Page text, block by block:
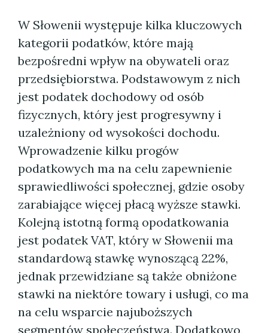
W Słowenii występuje kilka kluczowych
kategorii podatków, które mają
bezpośredni wpływ na obywateli oraz
przedsiębiorstwa. Podstawowym z nich
jest podatek dochodowy od osób
fizycznych, który jest progresywny i
uzależniony od wysokości dochodu.
Wprowadzenie kilku progów
podatkowych ma na celu zapewnienie
sprawiedliwości społecznej, gdzie osoby
zarabiające więcej płacą wyższe stawki.
Kolejną istotną formą opodatkowania
jest podatek VAT, który w Słowenii ma
standardową stawkę wynoszącą 22%,
jednak przewidziane są także obniżone
stawki na niektóre towary i usługi, co ma
na celu wsparcie najuboższych
segmentów społeczeństwa. Dodatkowo,